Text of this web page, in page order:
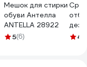
Мешок для стирки
обуви Антелла
ANTELLA 28922
5(6) 4.6